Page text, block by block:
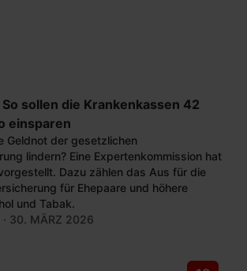
sollen die Krankenkassen 42
einsparen
Geldnot der gesetzlichen
lindern? Eine Expertenkommission hat
Dazu zählen das Aus für die
für Ehepaare und höhere
und Tabak.
· 30. MÄRZ 2026